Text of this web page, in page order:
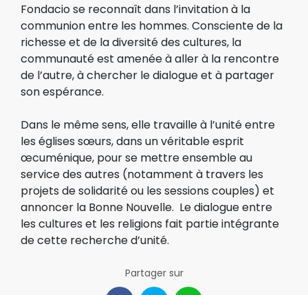
Fondacio se reconnaît dans l’invitation à la
communion entre les hommes. Consciente de la
richesse et de la diversité des cultures, la
communauté est amenée à aller à la rencontre
de l’autre, à chercher le dialogue et à partager
son espérance.
Dans le même sens, elle travaille à l’unité entre
les églises sœurs, dans un véritable esprit
œcuménique, pour se mettre ensemble au
service des autres (notamment à travers les
projets de solidarité ou les sessions couples) et
annoncer la Bonne Nouvelle. Le dialogue entre
les cultures et les religions fait partie intégrante
de cette recherche d’unité.
Partager sur